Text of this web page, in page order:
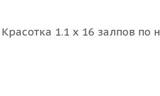
1.1 х 16 залпов по